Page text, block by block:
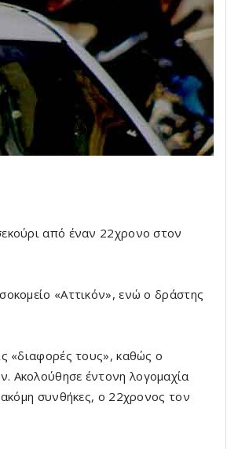
από έναν 22χρονο στον
«Αττικόν», ενώ ο δράστης
«διαφορές τους», καθώς ο
Ακολούθησε έντονη λογομαχία
συνθήκες, ο 22χρονος τον